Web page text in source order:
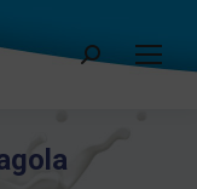
Cerca: